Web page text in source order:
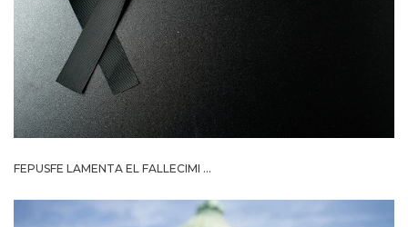
FEPUSFE LAMENTA EL FALLECIMI ...